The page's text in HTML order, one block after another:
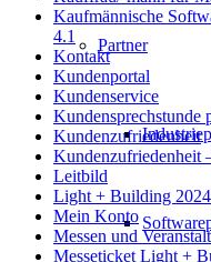
Partner
Kaufmännische
4.1
Kontakt
Kundenportal
Kundenservice
Kundensprechstunde
Kundenzufriedenheit
Kundenzufriedenheit
Leitbild
Light + Building 2024
Mein Konto
Messen und
Messeticket Light +